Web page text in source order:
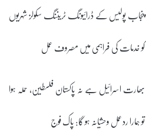
پنجاب پولیس کے ڈرائیونگ ٹریننگ سکولز شہریوں
کو خدمات کی فراہمی میں مصروف عمل
بھارت اسرائیل ہے نہ پاکستان فلسطین، حملہ ہوا
تو ہمارا ردعمل وحشیانہ ہو گا: پاک فوج